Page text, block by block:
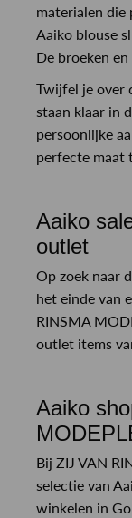
materialen die
Aaiko blouse
De broeken
Twijfel je over
staan klaar in
persoonlijke
perfecte maat
Aaiko
outlet
Op zoek naar
het einde van
RINSMA
outlet items
Aaiko
Bij ZIJ VAN
selectie van
winkelen in